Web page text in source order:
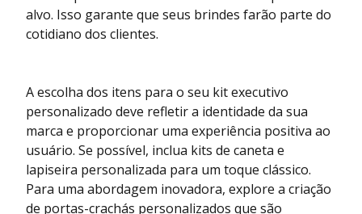
alvo. Isso garante que seus brindes farão parte do
cotidiano dos clientes.
A escolha dos itens para o seu kit executivo
personalizado deve refletir a identidade da sua
marca e proporcionar uma experiência positiva ao
usuário. Se possível, inclua kits de caneta e
lapiseira personalizada para um toque clássico.
Para uma abordagem inovadora, explore a criação
de portas-crachás personalizados que são